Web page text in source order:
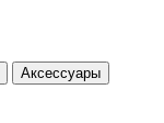
Аксессуары